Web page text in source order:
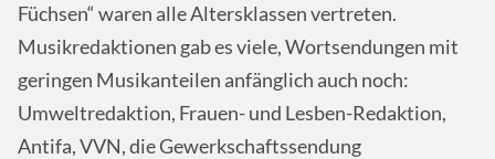
Füchsen“ waren alle Altersklassen vertreten.
Musikredaktionen gab es viele, Wortsendungen mit
geringen Musikanteilen anfänglich auch noch:
Umweltredaktion, Frauen- und Lesben-Redaktion,
Antifa, VVN, die Gewerkschaftssendung